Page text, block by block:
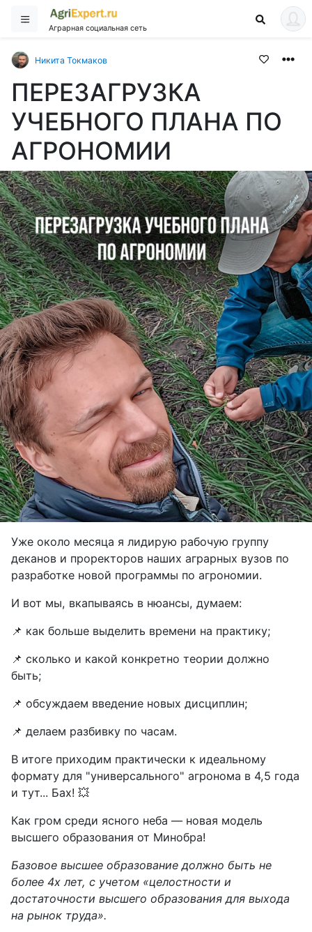
Аграрная социальная сеть
Никита Токмаков
ПЕРЕЗАГРУЗКА
УЧЕБНОГО ПЛАНА ПО
АГРОНОМИИ
Уже около месяца я лидирую рабочую группу
деканов и проректоров наших аграрных вузов по
разработке новой программы по агрономии.
И вот мы, вкапываясь в нюансы, думаем:
📌 как больше выделить времени на практику;
📌 сколько и какой конкретно теории должно
быть;
📌 обсуждаем введение новых дисциплин;
📌 делаем разбивку по часам.
В итоге приходим практически к идеальному
формату для "универсального" агронома в 4,5 года
и тут... Бах! 💥
Как гром среди ясного неба — новая модель
высшего образования от Минобра!
Базовое высшее образование должно быть не
более 4х лет, с учетом «целостности и
достаточности высшего образования для выхода
на рынок труда».